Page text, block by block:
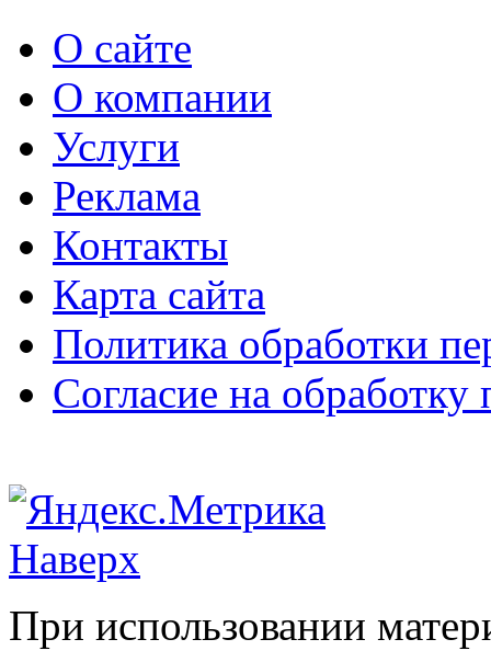
О сайте
О компании
Услуги
Реклама
Контакты
Карта сайта
Политика обработки
Согласие на
Наверх
При использовании